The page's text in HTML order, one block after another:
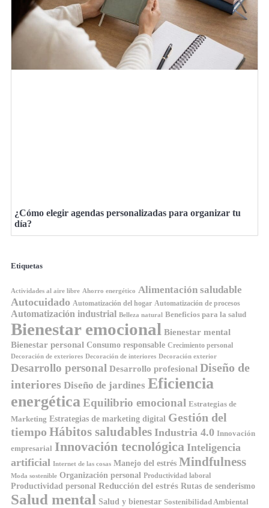
¿Cómo elegir agendas personalizadas para organizar tu
día?
Etiquetas
Actividades al aire libre Ahorro energético Alimentación saludable
Autocuidado Automatización del hogar Automatización de procesos
Automatización industrial Belleza natural Beneficios para la salud
Bienestar emocional Bienestar mental
Bienestar personal Consumo responsable Crecimiento personal
Decoración de exteriores Decoración de interiores Decoración exterior
Desarrollo personal Desarrollo profesional Diseño de
interiores Diseño de jardines Eficiencia
energéticaEquilibrio emocional Estrategias de
Marketing Estrategias de marketing digital Gestión del
tiempo Hábitos saludables Industria 4.0 Innovación
empresarial Innovación tecnológica Inteligencia
artificial Internet de las cosas Manejo del estrés Mindfulness
Moda sostenible Organización personal Productividad laboral
Productividad personal Reducción del estrés Rutas de senderismo
Salud mental Salud y bienestar Sostenibilidad Ambiental